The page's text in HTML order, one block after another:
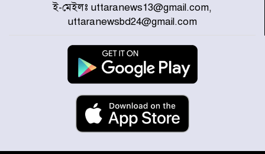
জুলাই জাদুঘর ঘুরে দেখলেন এনসিপি
নেতারা
যুক্তরাষ্ট্রে দাবানল নেভাতে গিয়ে
হেলিকপ্টার বিধ্বস্ত, নিহত ১
মজুদদারের সর্বোচ্চ শাস্তি মৃত্যুদণ্ড, তাই
ভেবে মজুদ করবেন : আইনমন্ত্রী
ই-মেইলঃ uttaranews13@gmail.com,
uttaranewsbd24@gmail.com